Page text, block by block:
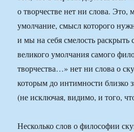
о творчестве нет ни слова. Это,
умолчание, смысл которого
и мы на себя смелость раскрыть
великого умолчания самого
творчества…» нет ни слова о
которым до интимности близко
(не исключая, видимо, и того,
Несколько слов о философии